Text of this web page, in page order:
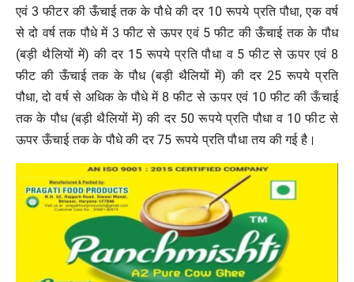
एवं 3 फीटर की ऊँचाई तक के पौधे की दर 10 रूपये प्रति पौधा, एक वर्ष
से दो वर्ष तक पौधे में 3 फीट से ऊपर एवं 5 फीट की ऊँचाई तक के पौध
(बड़ी थैलियों में) की दर 15 रूपये प्रति पौधा व 5 फीट से ऊपर एवं 8
फीट की ऊँचाई तक के पौध (बड़ी थैलियों में) की दर 25 रूपये प्रति
पौधा, दो वर्ष से अधिक के पौधे में 8 फीट से ऊपर एवं 10 फीट की ऊँचाई
तक के पौध (बड़ी थैलियों में) की दर 50 रूपये प्रति पौधा व 10 फीट से
ऊपर ऊँचाई तक के पौधे की दर 75 रूपये प्रति पौधा तय की गई है।